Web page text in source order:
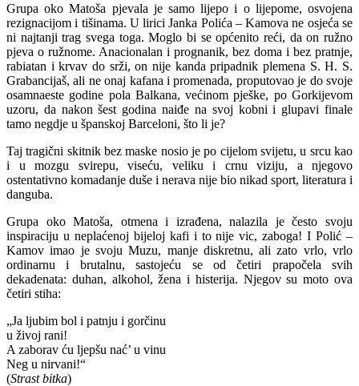
Grupa oko Matoša pjevala je samo lijepo i o lijepome, osvojena
rezignacijom i tišinama. U lirici Janka Polića – Kamova ne osjeća se
ni najtanji trag svega toga. Moglo bi se općenito reći, da on ružno
pjeva o ružnome. Anacionalan i prognanik, bez doma i bez pratnje,
rabiatan i krvav do srži, on nije kanda pripadnik plemena S. H. S.
Grabancijaš, ali ne onaj kafana i promenada, proputovao je do svoje
osamnaeste godine pola Balkana, većinom pješke, po Gorkijevom
uzoru, da nakon šest godina naiđe na svoj kobni i glupavi finale
tamo negdje u španskoj Barceloni, što li je?
Taj tragični skitnik bez maske nosio je po cijelom svijetu, u srcu kao
i u mozgu svirepu, viseću, veliku i crnu viziju, a njegovo
ostentativno komadanje duše i nerava nije bio nikad sport, literatura i
danguba.
Grupa oko Matoša, otmena i izrađena, nalazila je često svoju
inspiraciju u neplaćenoj bijeloj kafi i to nije vic, zaboga! I Polić –
Kamov imao je svoju Muzu, manje diskretnu, ali zato vrlo, vrlo
ordinarnu i brutalnu, sastojeću se od četiri prapočela svih
dekadenata: duhan, alkohol, žena i histerija. Njegov su moto ova
četiri stiha:
„Ja ljubim bol i patnju i gorčinu
u živoj rani!
A zaborav ću ljepšu nać’ u vinu
Neg u nirvani!“
(Strast bitka)